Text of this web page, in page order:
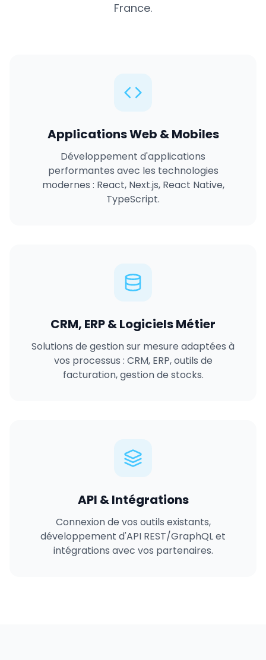
France.
Applications Web & Mobiles
Développement d'applications
performantes avec les technologies
modernes : React, Next.js, React Native,
TypeScript.
CRM, ERP & Logiciels Métier
Solutions de gestion sur mesure adaptées à
vos processus : CRM, ERP, outils de
facturation, gestion de stocks.
API & Intégrations
Connexion de vos outils existants,
développement d'API REST/GraphQL et
intégrations avec vos partenaires.